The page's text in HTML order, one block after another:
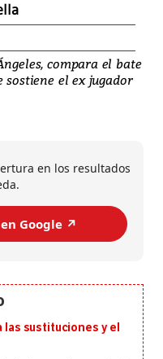
compara el bate
sostiene el ex jugador
en los resultados
Google ↗️
las sustituciones y el